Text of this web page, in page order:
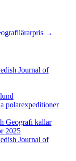
→
Journal of
polarexpeditioner
Geografi kallar
2025
Journal of